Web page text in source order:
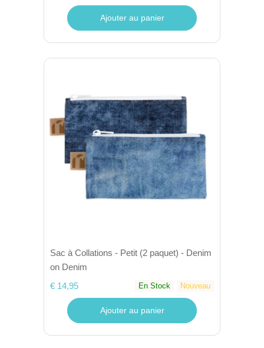
Ajouter au panier
Sac à Collations - Petit (2 paquet) - Denim
on Denim
€ 14,95
En Stock Nouveau
Ajouter au panier